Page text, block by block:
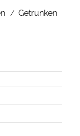
Getrunken